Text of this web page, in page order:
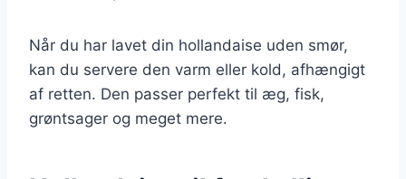
Når du har lavet din hollandaise uden smør,
kan du servere den varm eller kold, afhængigt
af retten. Den passer perfekt til æg, fisk,
grøntsager og meget mere.